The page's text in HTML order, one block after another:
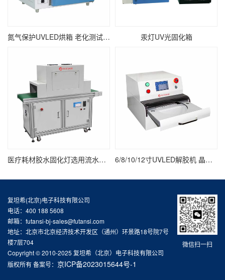
氮气保护UVLED烘箱 老化测试紫外线UV固化箱 汞灯UV光固化箱
医疗耗材胶水固化灯选用流水线UV固化炉 6/8/10/12寸UVLED解胶机 晶圆/UV膜/蓝膜/芯片/半导体uv解胶机
微信扫一扫
复坦希(北京)电子科技有限公司
电话：400 188 5608
邮箱：futansi-bj-sales@futansi.com
地址：北京市北京经济技术开发区（通州）环景路18号院7号
楼7层704
Copyright © 2010-2025 复坦希（北京）电子科技有限公司
版权所有 备案号： 京ICP备2023015644号-1